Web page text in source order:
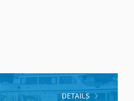
DETAILS